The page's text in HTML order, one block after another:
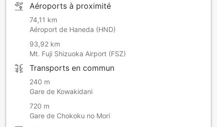
Aéroports à proximité
74,11 km
Aéroport de Haneda (HND)
93,92 km
Mt. Fuji Shizuoka Airport (FSZ)
Transports en commun
240 m
Gare de Kowakidani
720 m
Gare de Chokoku no Mori